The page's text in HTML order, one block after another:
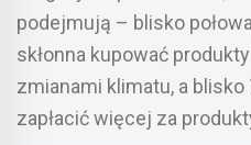
podejmują – blisko
skłonna kupować
zmianami klimatu, a
zapłacić więcej za